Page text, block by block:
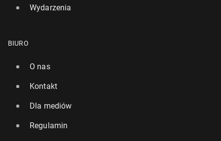
Wydarzenia
BIURO
O nas
Kontakt
Dla mediów
Regulamin